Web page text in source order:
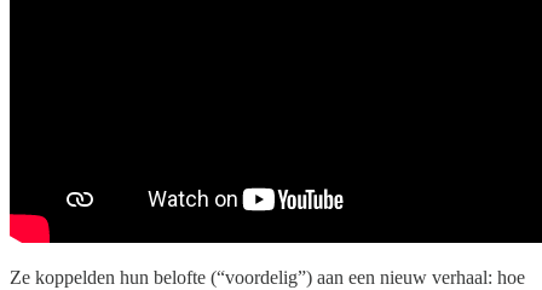
Ze koppelden hun belofte (“voordelig”) aan een nieuw verhaal: hoe